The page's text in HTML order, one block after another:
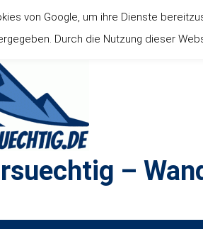
–
von Google, um ihre Dienste
Durch die Nutzung dieser